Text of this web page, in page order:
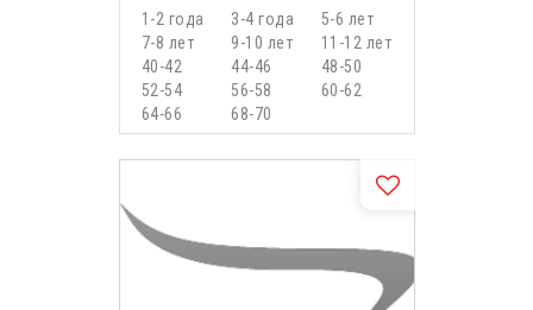
1-2 года
3-4 года
5-6 лет
7-8 лет
9-10 лет
11-12 лет
40-42
44-46
48-50
52-54
56-58
60-62
64-66
68-70